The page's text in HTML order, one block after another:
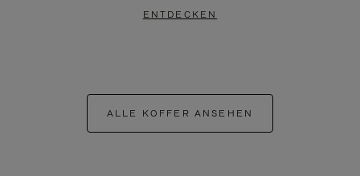
ENTDECKEN
ALLE KOFFER ANSEHEN